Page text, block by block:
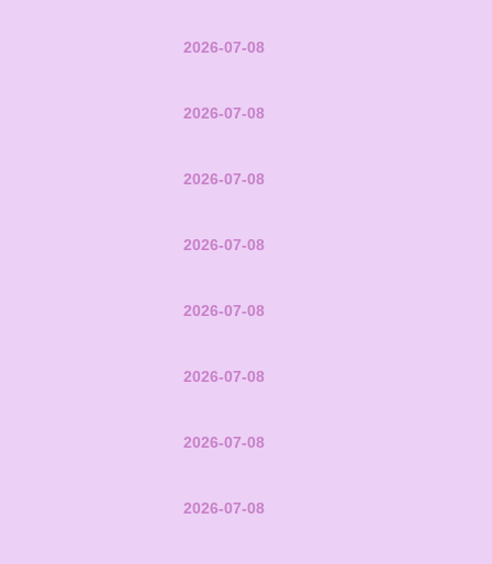
2026-07-08
2026-07-08
2026-07-08
2026-07-08
2026-07-08
2026-07-08
2026-07-08
2026-07-08